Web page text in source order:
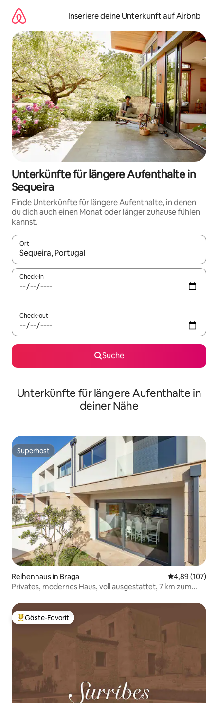
Inhalten
springen
Inseriere deine Unterkunft auf Airbnb
Unterkünfte für längere Aufenthalte in
Sequeira
Finde Unterkünfte für längere Aufenthalte, in denen
du dich auch einen Monat oder länger zuhause fühlen
kannst.
Ort
Wenn Ergebnisse verfügbar sind, navigiere mit den
Check-in
Check-out
Suche
Unterkünfte für längere Aufenthalte in
deiner Nähe
Superhost
Superhost
Reihenhaus in Braga
4,89 (107)
Privates, modernes Haus, voll ausgestattet, 7 km zum
Beliebter Gäste-Favorit.
Gäste-Favorit